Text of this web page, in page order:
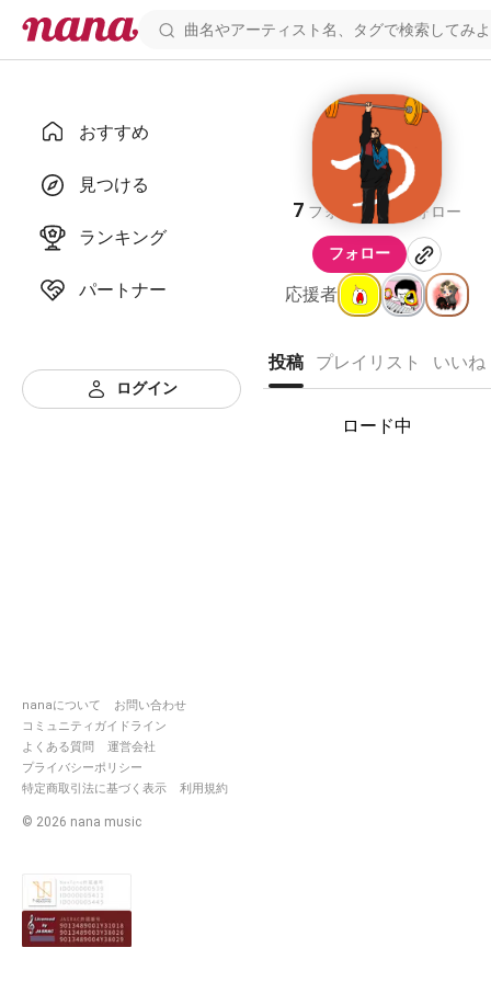
おすすめ
見つける
ランキング
パートナー
ログイン
nanaについて
お問い合わせ
コミュニティガイドライン
よくある質問
運営会社
プライバシーポリシー
特定商取引法に基づく表示
利用規約
© 2026 nana music
蓮
7 フォロワー 8 フォロー
フォロー
応援者
投稿 プレイリスト いいね
ロード中